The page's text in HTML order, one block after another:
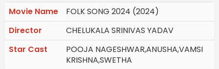
Movie Name
FOLK SONG 2024 (2024)
Director
CHELUKALA SRINIVAS YADAV
Star Cast
POOJA NAGESHWAR,ANUSHA,VAMSI
KRISHNA,SWETHA